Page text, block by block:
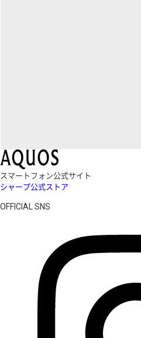
スマートフォン公式サイト
シャープ公式ストア
OFFICIAL SNS